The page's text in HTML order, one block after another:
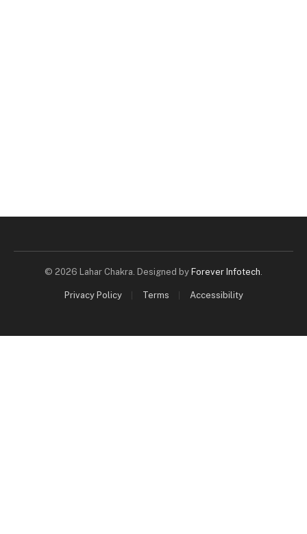
© 2026 Lahar Chakra. Designed by Forever Infotech.
Privacy Policy Terms Accessibility